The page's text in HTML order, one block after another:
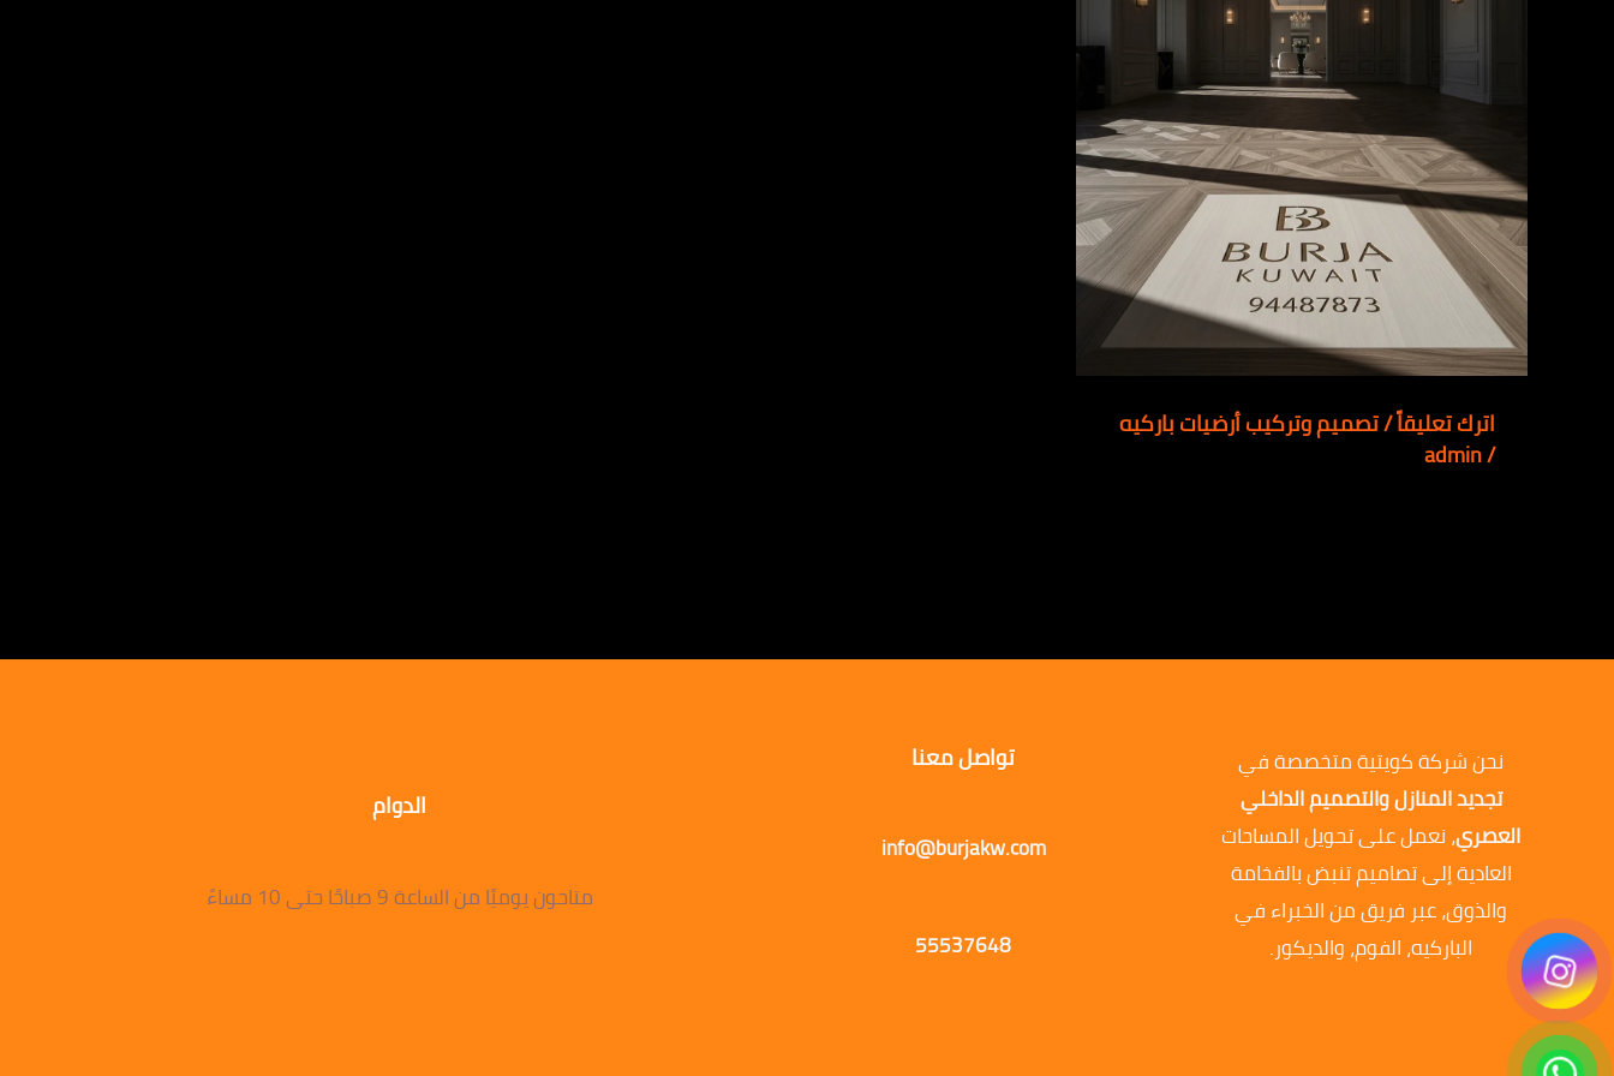
اترك تعليقاً/تصميم وتركيب أرضيات باركيه
/
admin
نحن شركة كويتية متخصصة في
تجديد المنازل والتصميم الداخلي
العصري، نعمل على تحويل المساحات
العادية إلى تصاميم تنبض بالفخامة
والذوق، عبر فريق من الخبراء في
الباركيه، الفوم، والديكور.
تواصل معنا
info@burjakw.com
55537648
الدوام
متاحون يوميًا من الساعة 9 صباحًا حتى 10 مساءً